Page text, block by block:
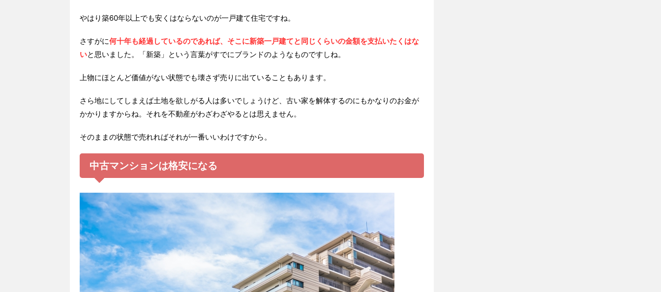
やはり築60年以上でも安くはならないのが一戸建て住宅ですね。
さすがに何十年も経過しているのであれば、そこに新築一戸建てと同じくらいの金額を支払いたくはな
いと思いました。「新築」という言葉がすでにブランドのようなものですしね。
上物にほとんど価値がない状態でも壊さず売りに出ていることもあります。
さら地にしてしまえば土地を欲しがる人は多いでしょうけど、古い家を解体するのにもかなりのお金が
かかりますからね。それを不動産がわざわざやるとは思えません。
そのままの状態で売れればそれが一番いいわけですから。
中古マンションは格安になる